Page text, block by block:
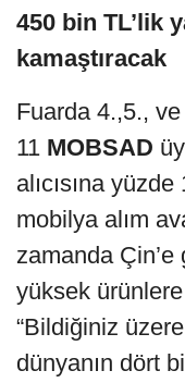
450 bin TL’lik
kamaştıracak
Fuarda 4.,5.,
11 MOBSAD
alıcısına
mobilya alım
zamanda
yüksek
“Bildiğiniz
dünyanın dört